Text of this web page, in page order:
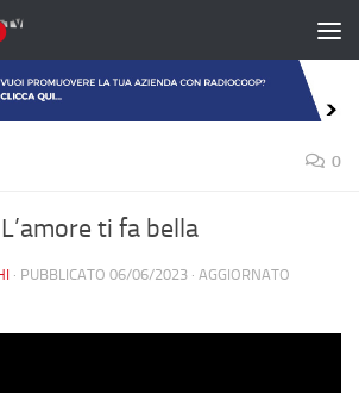
0
ti fa bella
· PUBBLICATO 06/06/2023 · AGGIORNATO